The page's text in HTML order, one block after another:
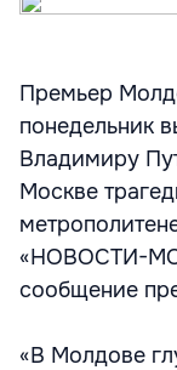
Премьер
понедельник
Владимиру
Москве
«НОВОСТИ-
сообщение
«В Молдовe